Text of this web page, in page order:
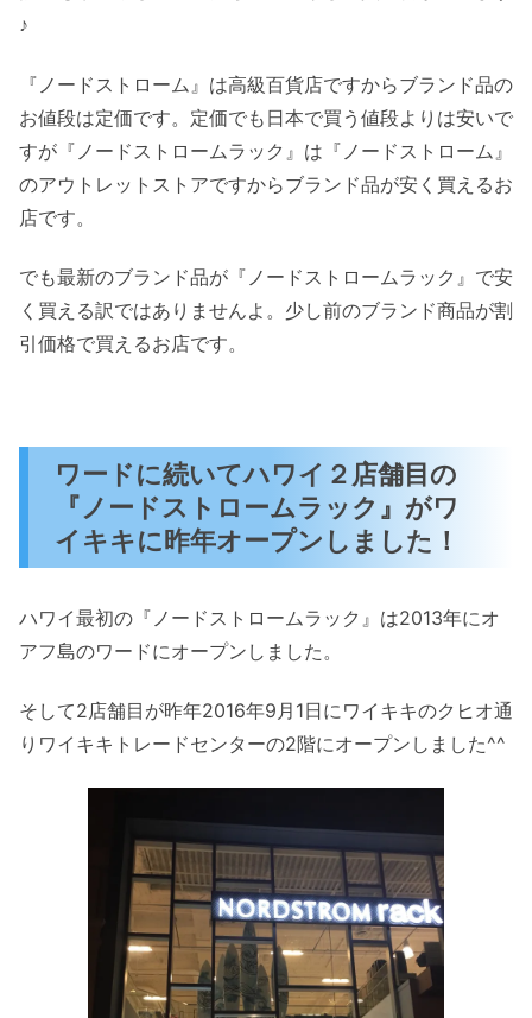
♪
『ノードストローム』は高級百貨店ですからブランド品の
お値段は定価です。定価でも日本で買う値段よりは安いで
すが『ノードストロームラック』は『ノードストローム』
のアウトレットストアですからブランド品が安く買えるお
店です。
でも最新のブランド品が『ノードストロームラック』で安
く買える訳ではありませんよ。少し前のブランド商品が割
引価格で買えるお店です。
ワードに続いてハワイ２店舗目の
『ノードストロームラック』がワ
イキキに昨年オープンしました！
ハワイ最初の『ノードストロームラック』は2013年にオ
アフ島のワードにオープンしました。
そして2店舗目が昨年2016年9月1日にワイキキのクヒオ通
りワイキキトレードセンターの2階にオープンしました^^